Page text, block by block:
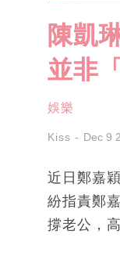
陳凱
並非
娛樂
Kiss Dec 9
近日鄭嘉
紛指責鄭
撐老公，